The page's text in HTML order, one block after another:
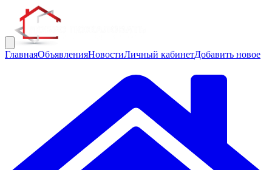
ГлавнаяОбъявленияНовостиЛичный кабинетДобавить новое